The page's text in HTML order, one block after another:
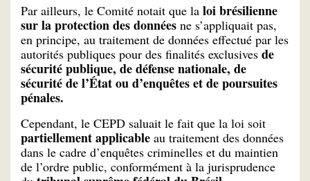
Par ailleurs, le Comité notait que la loi brésilienne
sur la protection des données ne s’appliquait pas,
en principe, au traitement de données effectué par les
autorités publiques pour des finalités exclusives de
sécurité publique, de défense nationale, de
sécurité de l’État ou d’enquêtes et de poursuites
pénales.
Cependant, le CEPD saluait le fait que la loi soit
partiellement applicable au traitement des données
dans le cadre d’enquêtes criminelles et du maintien
de l’ordre public, conformément à la jurisprudence